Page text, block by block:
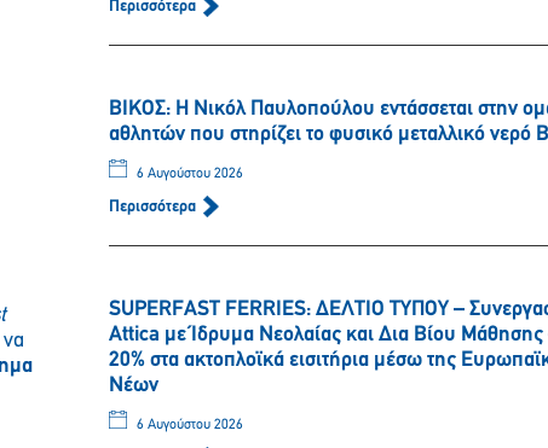
να
Περισσότερα
ΒΙΚΟΣ: Η Νικόλ Παυλοπούλου εντάσσεται στην
αθλητών που στηρίζει το φυσικό μεταλλικό νερό
6 Αυγούστου 2026
Περισσότερα
SUPERFAST FERRIES: ΔΕΛΤΙΟ ΤΥΠΟΥ –
Attica με Ίδρυμα Νεολαίας και Δια Βίου
20% στα ακτοπλοϊκά εισιτήρια μέσω της
Νέων
6 Αυγούστου 2026